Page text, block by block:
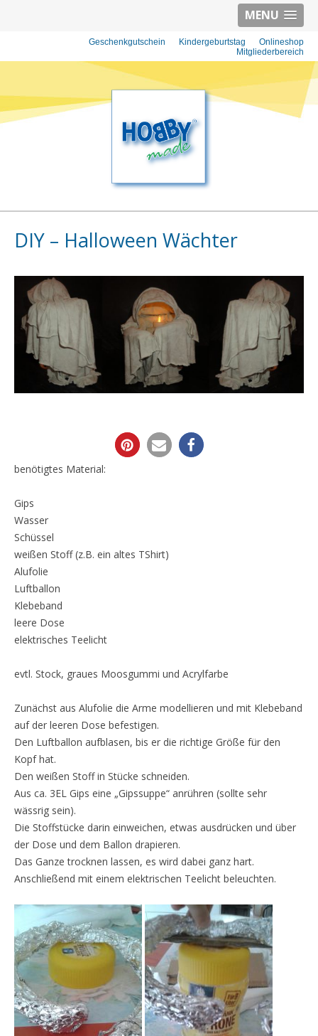
MENU
Geschenkgutschein Kindergeburtstag
Onlineshop
Mitgliederbereich
KURSEN
DIY – Halloween Wächter
benötigtes Material:
Gips
Wasser
Schüssel
weißen Stoff (z.B. ein altes TShirt)
Alufolie
Luftballon
Klebeband
leere Dose
elektrisches Teelicht
evtl. Stock, graues Moosgummi und Acrylfarbe
Zunächst aus Alufolie die Arme modellieren und mit Klebeband
auf der leeren Dose befestigen.
Den Luftballon aufblasen, bis er die richtige Größe für den
Kopf hat.
Den weißen Stoff in Stücke schneiden.
Aus ca. 3EL Gips eine „Gipssuppe“ anrühren (sollte sehr
wässrig sein).
Die Stoffstücke darin einweichen, etwas ausdrücken und über
der Dose und dem Ballon drapieren.
Das Ganze trocknen lassen, es wird dabei ganz hart.
Anschließend mit einem elektrischen Teelicht beleuchten.